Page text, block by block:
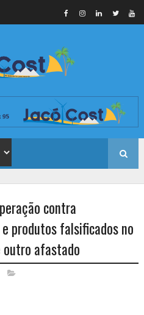
contra
produtos falsificados no
outro afastado